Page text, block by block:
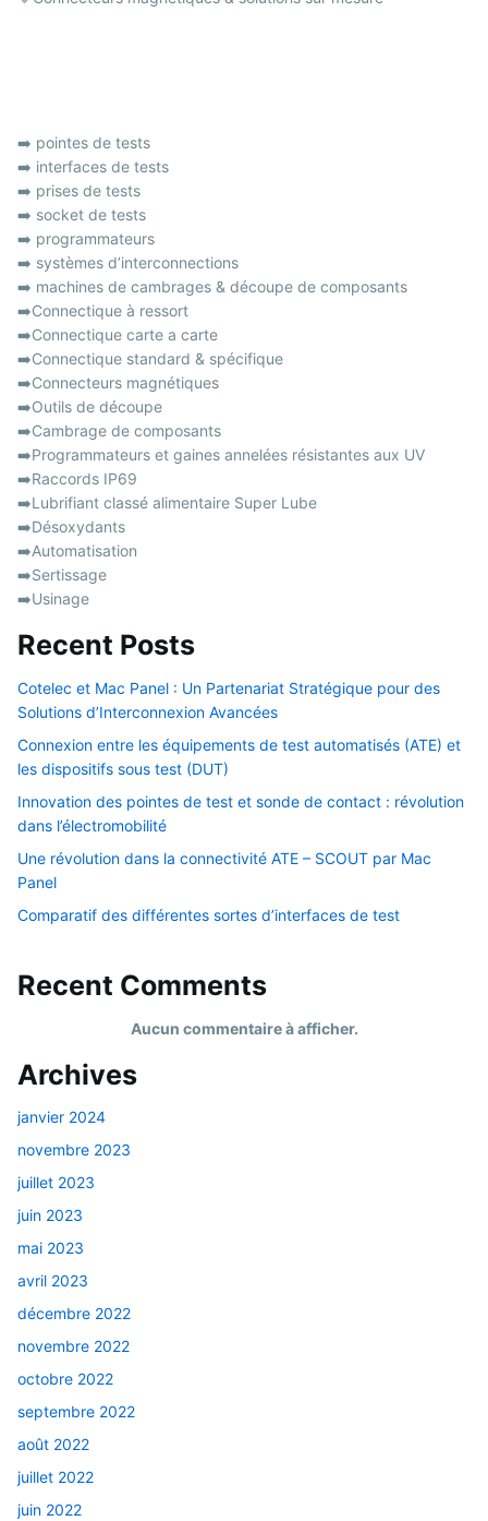
➡️ pointes de tests
➡️ interfaces de tests
➡️ prises de tests
➡️ socket de tests
➡️ programmateurs
➡️ systèmes d’interconnections
➡️ machines de cambrages & découpe de composants
➡️Connectique à ressort
➡️Connectique carte a carte
➡️Connectique standard & spécifique
➡️Connecteurs magnétiques
➡️Outils de découpe
➡️Cambrage de composants
➡️Programmateurs et gaines annelées résistantes aux UV
➡️Raccords IP69
➡️Lubrifiant classé alimentaire Super Lube
➡️Désoxydants
➡️Automatisation
➡️Sertissage
➡️Usinage
Recent Posts
Cotelec et Mac Panel : Un Partenariat Stratégique pour des
Solutions d’Interconnexion Avancées
Connexion entre les équipements de test automatisés (ATE) et
les dispositifs sous test (DUT)
Innovation des pointes de test et sonde de contact : révolution
dans l’électromobilité
Une révolution dans la connectivité ATE – SCOUT par Mac
Panel
Comparatif des différentes sortes d’interfaces de test
Recent Comments
Aucun commentaire à afficher.
Archives
janvier 2024
novembre 2023
juillet 2023
juin 2023
mai 2023
avril 2023
décembre 2022
novembre 2022
octobre 2022
septembre 2022
août 2022
juillet 2022
juin 2022